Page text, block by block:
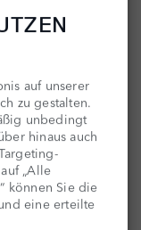
auf unserer
zu gestalten.
unbedingt
hinaus auch
„Alle
können Sie die
eine erteilte